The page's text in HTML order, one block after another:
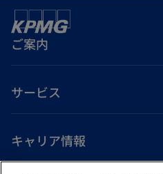
ご案内
サービス
キャリア情報